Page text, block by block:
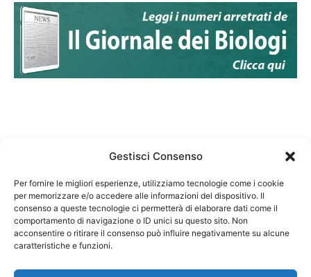
Gestisci Consenso
Per fornire le migliori esperienze, utilizziamo tecnologie come i cookie
per memorizzare e/o accedere alle informazioni del dispositivo. Il
consenso a queste tecnologie ci permetterà di elaborare dati come il
comportamento di navigazione o ID unici su questo sito. Non
acconsentire o ritirare il consenso può influire negativamente su alcune
caratteristiche e funzioni.
Federazione Nazionale Degli Ordini dei Biologi:
codice fiscale 80069130583
Responsabile sito internet www.fnob.it: Vincenzo